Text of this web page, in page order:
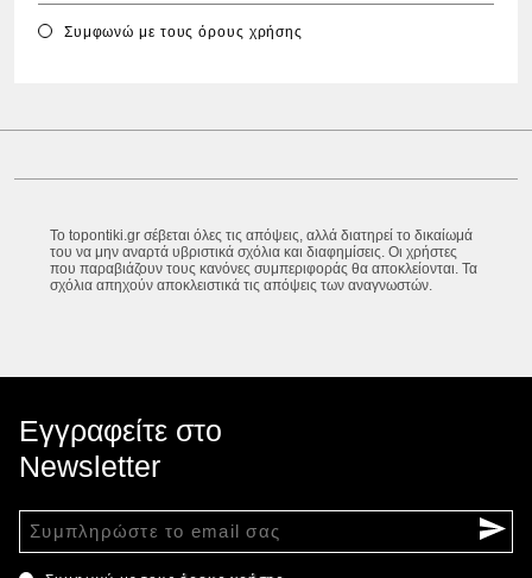
Συμφωνώ με τουςόρους χρήσης
Το topontiki.gr σέβεται όλες τις απόψεις, αλλά διατηρεί το δικαίωμά
του να μην αναρτά υβριστικά σχόλια και διαφημίσεις. Οι χρήστες
που παραβιάζουν τους κανόνες συμπεριφοράς θα αποκλείονται. Τα
σχόλια απηχούν αποκλειστικά τις απόψεις των αναγνωστών.
Εγγραφείτε στο
Newsletter